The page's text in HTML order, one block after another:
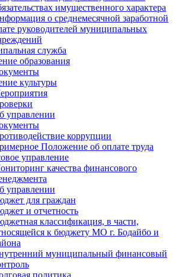
имущественного характера
о среднемесячной заработной
руководителей муниципальных
служба
образования
культуры
управлении
коррупции
Положение об оплате труда
управление
качества финансового
управлении
для граждан
и отчетность
классификация, в части,
к бюджету МО г. Бодайбо и
муниципальный финансовый
политика